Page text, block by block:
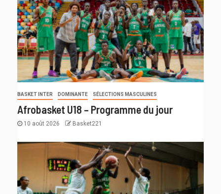
BASKET INTER DOMINANTE SÉLECTIONS MASCULINES
Afrobasket U18 – Programme du jour
10 août 2026 Basket221